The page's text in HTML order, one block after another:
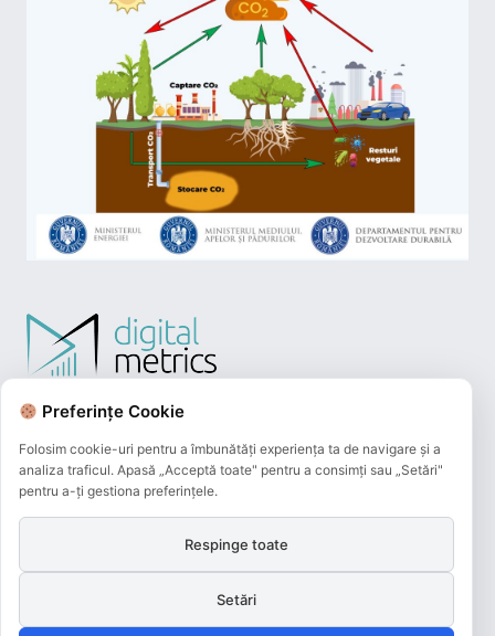
și beneficiază de 3D-Secure.
Preferințe Cookie
Folosim cookie-uri pentru a îmbunătăți experiența ta de navigare și a
analiza traficul. Apasă „Acceptă toate" pentru a consimți sau „Setări"
pentru a-ți gestiona preferințele.
Respinge toate
Setări